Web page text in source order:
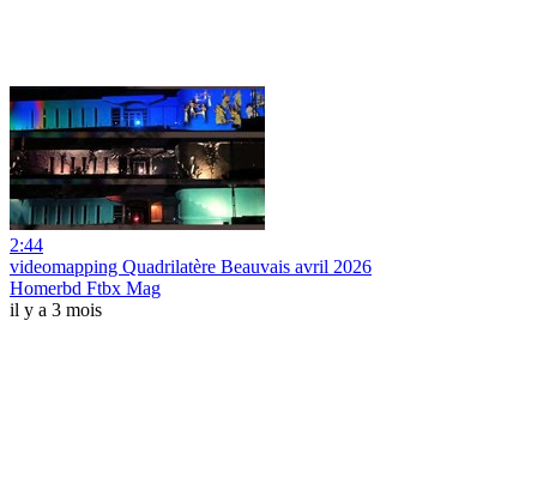
2:44
videomapping Quadrilatère Beauvais avril 2026
Homerbd Ftbx Mag
il y a 3 mois